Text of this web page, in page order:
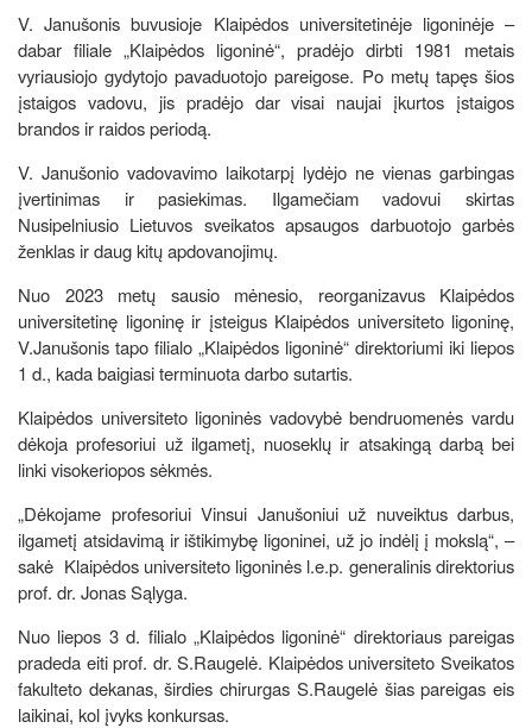
V. Janušonis buvusioje Klaipėdos universitetinėje ligoninėje –
dabar filiale „Klaipėdos ligoninė“, pradėjo dirbti 1981 metais
vyriausiojo gydytojo pavaduotojo pareigose. Po metų tapęs šios
įstaigos vadovu, jis pradėjo dar visai naujai įkurtos įstaigos
brandos ir raidos periodą.
V. Janušonio vadovavimo laikotarpį lydėjo ne vienas garbingas
įvertinimas ir pasiekimas. Ilgamečiam vadovui skirtas
Nusipelniusio Lietuvos sveikatos apsaugos darbuotojo garbės
ženklas ir daug kitų apdovanojimų.
Nuo 2023 metų sausio mėnesio, reorganizavus Klaipėdos
universitetinę ligoninę ir įsteigus Klaipėdos universiteto ligoninę,
V.Janušonis tapo filialo „Klaipėdos ligoninė“ direktoriumi iki liepos
1 d., kada baigiasi terminuota darbo sutartis.
Klaipėdos universiteto ligoninės vadovybė bendruomenės vardu
dėkoja profesoriui už ilgametį, nuoseklų ir atsakingą darbą bei
linki visokeriopos sėkmės.
„Dėkojame profesoriui Vinsui Janušoniui už nuveiktus darbus,
ilgametį atsidavimą ir ištikimybę ligoninei, už jo indėlį į mokslą“, –
sakė Klaipėdos universiteto ligoninės l.e.p. generalinis direktorius
prof. dr. Jonas Sąlyga.
Nuo liepos 3 d. filialo „Klaipėdos ligoninė“ direktoriaus pareigas
pradeda eiti prof. dr. S.Raugelė. Klaipėdos universiteto Sveikatos
fakulteto dekanas, širdies chirurgas S.Raugelė šias pareigas eis
laikinai, kol įvyks konkursas.